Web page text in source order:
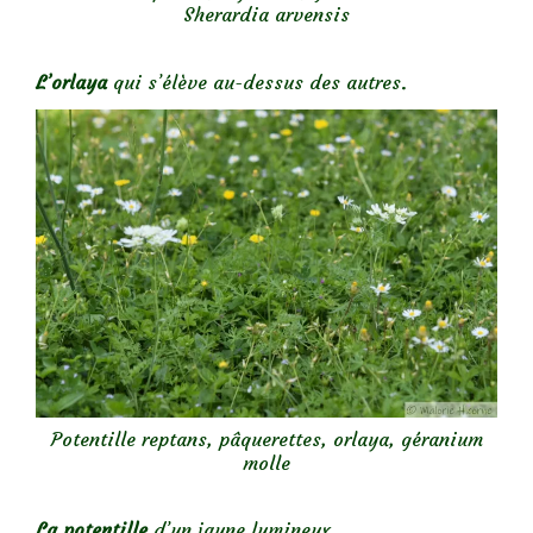
Sherardia arvensis
L’orlayaqui s’élève au-dessus des autres.
Potentille reptans, pâquerettes, orlaya, géranium
molle